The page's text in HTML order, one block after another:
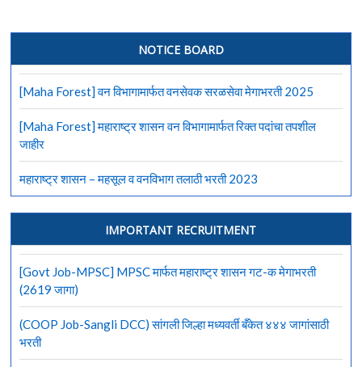
NOTICE BOARD
[Maha Forest] वन विभागामार्फत वनसेवक सरळसेवा मेगाभरती 2025
[Maha Forest] महाराष्ट्र शासन वन विभागामार्फत रिक्त पदांचा तपशील
जाहीर
महाराष्ट्र शासन – महसूल व वनविभाग तलाठी भरती 2023
IMPORTANT RECRUITMENT
[Govt Job-MPSC] MPSC मार्फत महाराष्ट्र शासन गट-क मेगाभरती
(2619 जागा)
(COOP Job-Sangli DCC) सांगली जिल्हा मध्यवर्ती बँकेत ४४४ जागांसाठी
भरती